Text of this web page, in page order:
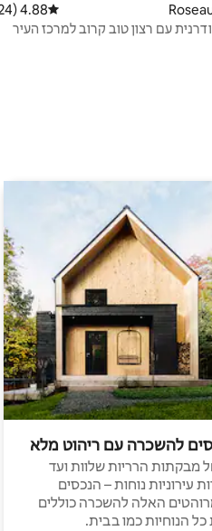
דירוג ממוצע של 4.88 מתוך 5,
4.88 (24)
עם רצון טוב קרוב למרכז העיר
להשכרה עם ריהוט מלא
מבקתות הרריות שלוות ועד
עירוניות נוחות – הנכסים
האלה להשכרה כוללים
הנוחיות כמו בבית.